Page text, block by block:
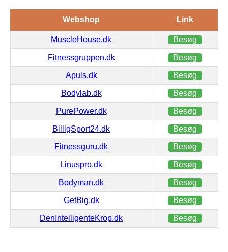
Webshop Link
MuscleHouse.dk Besøg
Fitnessgruppen.dk Besøg
Apuls.dk Besøg
Bodylab.dk Besøg
PurePower.dk Besøg
BilligSport24.dk Besøg
Fitnessguru.dk Besøg
Linuspro.dk Besøg
Bodyman.dk Besøg
GetBig.dk Besøg
DenIntelligenteKrop.dk Besøg